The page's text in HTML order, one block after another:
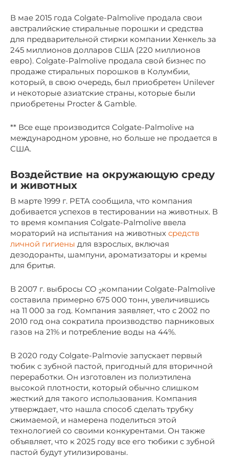
В мае 2015 года Colgate-Palmolive продала свои
австралийские стиральные порошки и средства
для предварительной стирки компании Хенкель за
245 миллионов долларов США (220 миллионов
евро). Colgate-Palmolive продала свой бизнес по
продаже стиральных порошков в Колумбии,
который, в свою очередь, был приобретен Unilever
и некоторые азиатские страны, которые были
приобретены Procter & Gamble.
** Все еще производится Colgate-Palmolive на
международном уровне, но больше не продается в
США.
Воздействие на окружающую среду
и животных
В марте 1999 г. PETA сообщила, что компания
добивается успехов в тестировании на животных. В
то время компания Colgate-Palmolive ввела
мораторий на испытания на животных средств
личной гигиены для взрослых, включая
дезодоранты, шампуни, ароматизаторы и кремы
для бритья.
В 2007 г. выбросы CO 2компании Colgate-Palmolive
составила примерно 675 000 тонн, увеличившись
на 11 000 за год. Компания заявляет, что с 2002 по
2010 год она сократила производство парниковых
газов на 21% и потребление воды на 44%.
В 2020 году Colgate-Palmovie запускает первый
тюбик с зубной пастой, пригодный для вторичной
переработки. Он изготовлен из полиэтилена
высокой плотности, который обычно слишком
жесткий для такого использования. Компания
утверждает, что нашла способ сделать трубку
сжимаемой, и намерена поделиться этой
технологией со своими конкурентами. Он также
объявляет, что к 2025 году все его тюбики с зубной
пастой будут утилизированы.